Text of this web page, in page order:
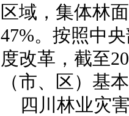
区域，集体林
47%。按照中
度改革，截至
（市、区）基
四川林业灾害